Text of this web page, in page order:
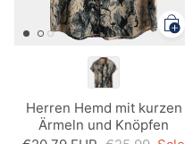
Herren Hemd mit kurzen
Ärmeln und Knöpfen